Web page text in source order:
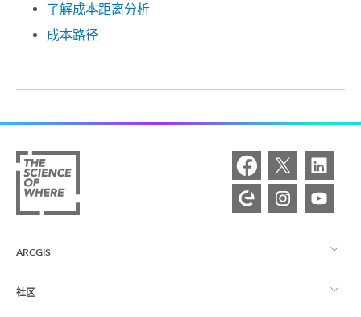
了解成本距离分析
成本路径
ARCGIS
ArcGIS 概览
社区